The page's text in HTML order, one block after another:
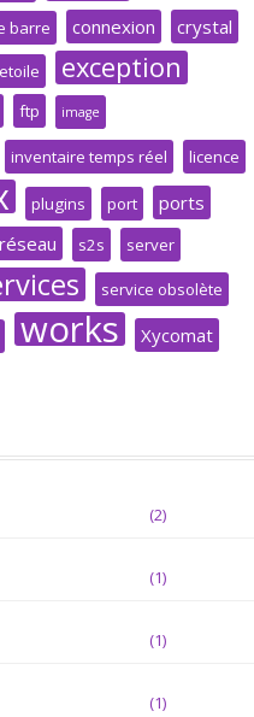
barre connexion crystal
etoile exception
ftp image
inventaire temps réel licence
plugins port ports
réseau s2s server
service obsolète
works Xycomat
(2)
(1)
(1)
(1)